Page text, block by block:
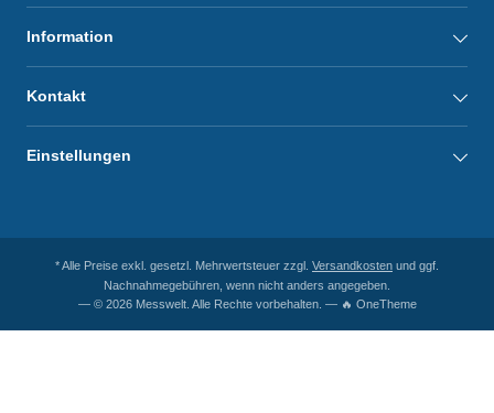
Information
Kontakt
Einstellungen
* Alle Preise exkl. gesetzl. Mehrwertsteuer zzgl. Versandkosten und ggf.
Nachnahmegebühren, wenn nicht anders angegeben.
— © 2026 Messwelt. Alle Rechte vorbehalten. — 🔥 OneTheme